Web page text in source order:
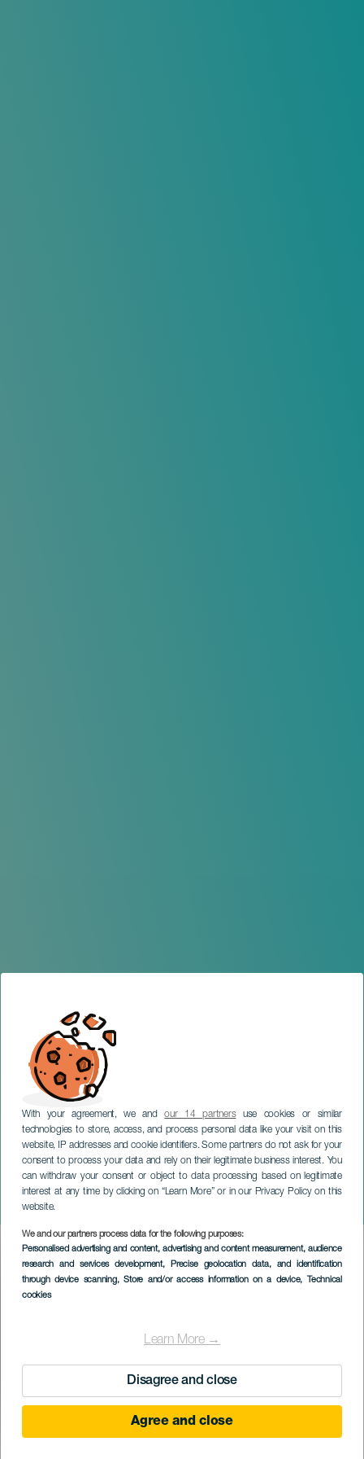
With your agreement, we andour 14 partnersuse cookies or similar
technologies to store, access, and process personal data like your visit on this
website, IP addresses and cookie identifiers. Some partners do not ask for your
consent to process your data and rely on their legitimate business interest. You
can withdraw your consent or object to data processing based on legitimate
interest at any time by clicking on “Learn More” or in our Privacy Policy on this
website.
We and our partners process data for the following purposes:
Personalised advertising and content, advertising and content measurement, audience
research and services development, Precise geolocation data, and identification
through device scanning, Store and/or access information on a device, Technical
cookies
Learn More →
Disagree and close
Agree and close
De traditionele
nieuwjaarsdans
TENERIFE
Imagen
Listado
31 December 2026